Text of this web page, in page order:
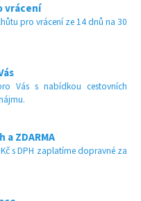
vrácení
pro vrácení ze 14 dnů na 30
Vás s nabídkou cestovních
a ZDARMA
s DPH zaplatíme dopravné za